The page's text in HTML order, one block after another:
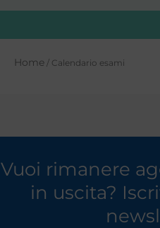
Home / Calendario esami
Vuoi rimanere
in uscita?